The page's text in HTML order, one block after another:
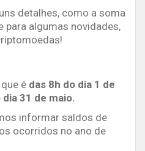
detalhes, como a soma
para algumas novidades,
é das 8h do dia 1 de
31 de maio.
informar saldos de
ocorridos no ano de